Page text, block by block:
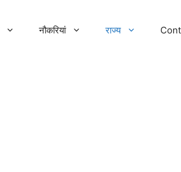
नौकरियां राज्य